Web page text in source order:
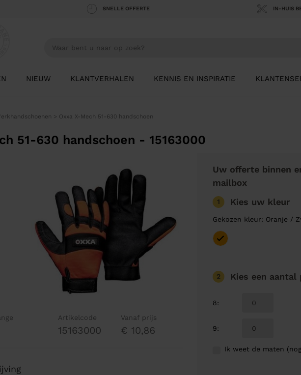
SNELLE OFFERTE IN-HUIS
NIEUW KLANTVERHALEN KENNIS EN INSPIRATIE
> Oxxa X-Mech 51-630 handschoen
51-630 handschoen - 15163000
Artikelcode
15163000
Vanaf prijs
€ 10,86
Uw offerte binnen
mailbox
1 Kies uw kleur
Gekozen kleur: Oranje /
2 Kies een aantal
8:
9:
Ik weet de maten